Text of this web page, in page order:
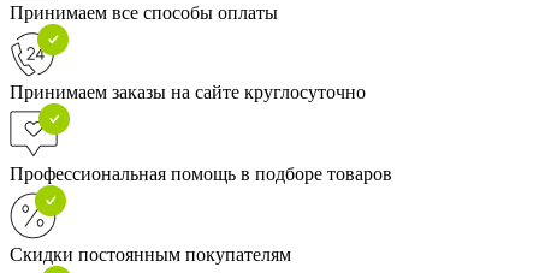
Принимаем все способы оплаты
Принимаем заказы на сайте круглосуточно
Профессиональная помощь в подборе товаров
Скидки постоянным покупателям